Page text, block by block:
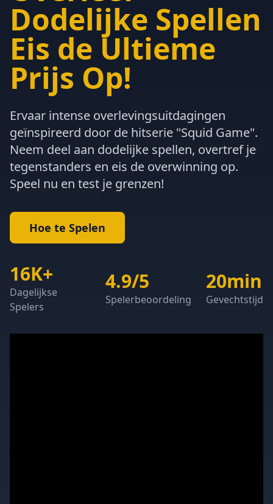
Dodelijke Spellen
Eis de Ultieme
Prijs Op!
Ervaar intense overlevingsuitdagingen
geïnspireerd door de hitserie "Squid Game".
Neem deel aan dodelijke spellen, overtref je
tegenstanders en eis de overwinning op.
Speel nu en test je grenzen!
Hoe te Spelen
16K+
Dagelijkse
Spelers
4.9/5
Spelerbeoordeling
20min
Gevechtstijd